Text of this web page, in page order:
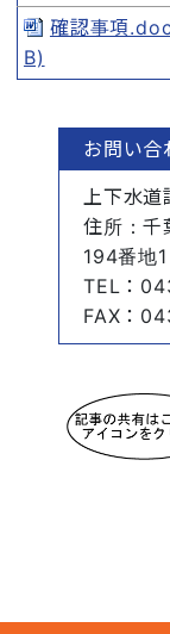
確認事項
B)
お問い合
上下水
住所 ：
194番地1
TEL ：
FAX ：